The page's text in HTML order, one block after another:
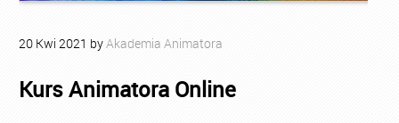
20 Kwi 2021 byAkademia Animatora
Kurs Animatora Online